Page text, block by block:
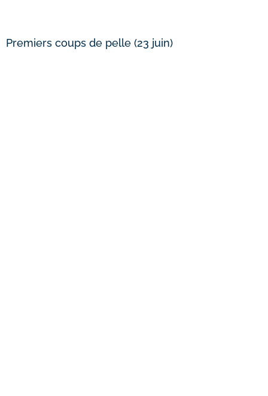
Premiers coups de pelle (23 juin)